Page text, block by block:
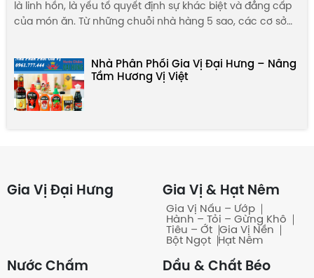
là linh hồn, là yếu tố quyết định sự khác biệt và đẳng cấp
của món ăn. Từ những chuỗi nhà hàng 5 sao, các cơ sở
chất lượng đồng nhất và đáng tin cậy luôn là ưu tiên hàng
đầu. Tuy nhiên, việc tìm kiếm một đối tác có thể đáp ứng
tất cả các tiêu chí khắt khe này là một thách thức lớn.
Nhà Phân Phối Gia Vị Đại Hưng – Nâng
Tầm Hương Vị Việt
Gia Vị Đại Hưng Gia Vị & Hạt Nêm
Gia Vị Nấu – Ướp
Hành – Tỏi – Gừng Khô
Tiêu – Ớt
Gia Vị Nền
Bột Ngọt
Hạt Nêm
Nước Chấm Dầu & Chất Béo